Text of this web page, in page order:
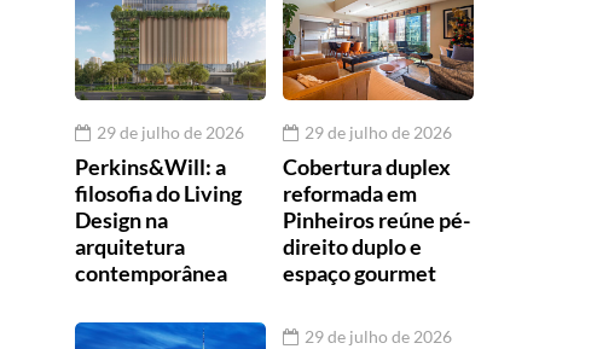
29 de julho de 2026
Perkins&Will: a
filosofia do Living
Design na
arquitetura
contemporânea
29 de julho de 2026
Cobertura duplex
reformada em
Pinheiros reúne pé-
direito duplo e
espaço gourmet
29 de julho de 2026